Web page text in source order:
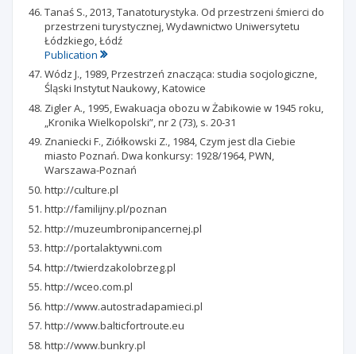
Tanaś S., 2013, Tanatoturystyka. Od przestrzeni śmierci do
przestrzeni turystycznej, Wydawnictwo Uniwersytetu
Łódzkiego, Łódź
Publication
Wódz J., 1989, Przestrzeń znacząca: studia socjologiczne,
Śląski Instytut Naukowy, Katowice
Zigler A., 1995, Ewakuacja obozu w Żabikowie w 1945 roku,
„Kronika Wielkopolski”, nr 2 (73), s. 20-31
Znaniecki F., Ziółkowski Z., 1984, Czym jest dla Ciebie
miasto Poznań. Dwa konkursy: 1928/1964, PWN,
Warszawa-Poznań
http://culture.pl
http://familijny.pl/poznan
http://muzeumbronipancernej.pl
http://portalaktywni.com
http://twierdzakolobrzeg.pl
http://wceo.com.pl
http://www.autostradapamieci.pl
http://www.balticfortroute.eu
http://www.bunkry.pl